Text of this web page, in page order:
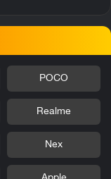
POCO
Realme
Nex